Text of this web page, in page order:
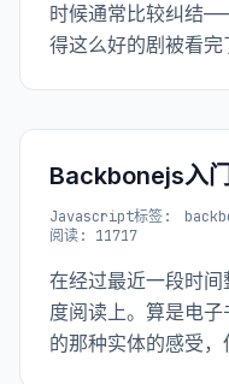
时候通常比较纠结
得这么好的剧被看
Backbonejs入
Javascript标签:
阅读: 11717
在经过最近一段时
度阅读上。算是电
的那种实体的感受